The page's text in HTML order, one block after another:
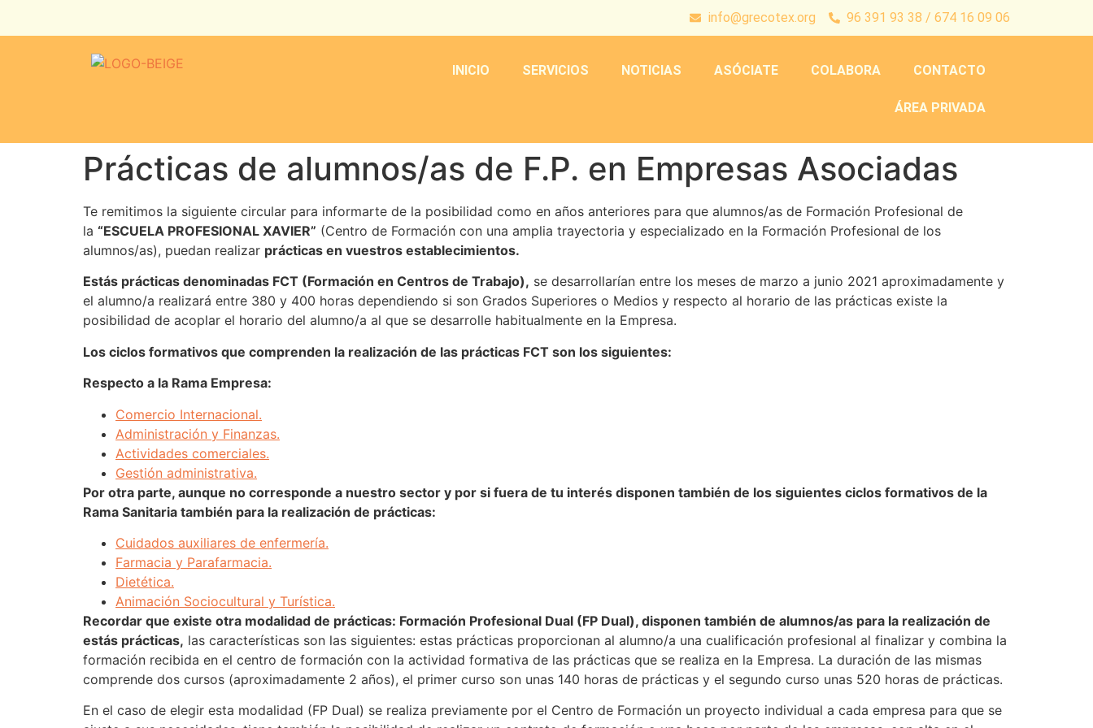
info@grecotex.org 96 391 93 38 / 674 16 09 06
INICIO SERVICIOS NOTICIAS ASÓCIATE COLABORA CONTACTO
ÁREA PRIVADA
Prácticas de alumnos/as de F.P. en Empresas Asociadas
Te remitimos la siguiente circular para informarte de la posibilidad como en años anteriores para que alumnos/as de Formación Profesional de
la “ESCUELA PROFESIONAL XAVIER” (Centro de Formación con una amplia trayectoria y especializado en la Formación Profesional de los
alumnos/as), puedan realizar prácticas en vuestros establecimientos.
Estás prácticas denominadas FCT (Formación en Centros de Trabajo), se desarrollarían entre los meses de marzo a junio 2021 aproximadamente y
el alumno/a realizará entre 380 y 400 horas dependiendo si son Grados Superiores o Medios y respecto al horario de las prácticas existe la
posibilidad de acoplar el horario del alumno/a al que se desarrolle habitualmente en la Empresa.
Los ciclos formativos que comprenden la realización de las prácticas FCT son los siguientes:
Respecto a la Rama Empresa:
Comercio Internacional.
Administración y Finanzas.
Actividades comerciales.
Gestión administrativa.
Por otra parte, aunque no corresponde a nuestro sector y por si fuera de tu interés disponen también de los siguientes ciclos formativos de la
Rama Sanitaria también para la realización de prácticas:
Cuidados auxiliares de enfermería.
Farmacia y Parafarmacia.
Dietética.
Animación Sociocultural y Turística.
Recordar que existe otra modalidad de prácticas: Formación Profesional Dual (FP Dual), disponen también de alumnos/as para la realización de
estás prácticas, las características son las siguientes: estas prácticas proporcionan al alumno/a una cualificación profesional al finalizar y combina la
formación recibida en el centro de formación con la actividad formativa de las prácticas que se realiza en la Empresa. La duración de las mismas
comprende dos cursos (aproximadamente 2 años), el primer curso son unas 140 horas de prácticas y el segundo curso unas 520 horas de prácticas.
En el caso de elegir esta modalidad (FP Dual) se realiza previamente por el Centro de Formación un proyecto individual a cada empresa para que se